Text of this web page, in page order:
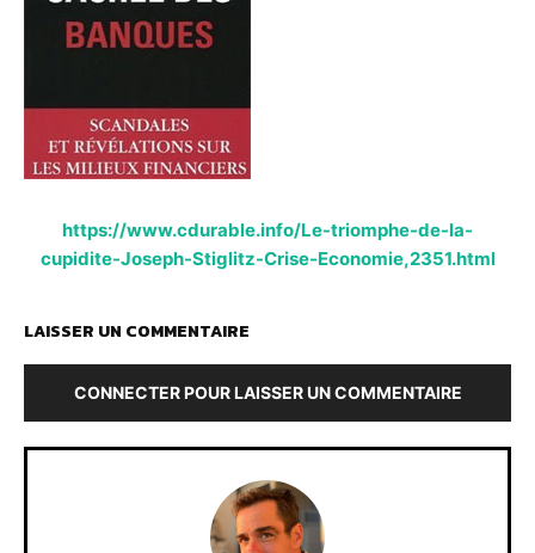
https://www.cdurable.info/Le-triomphe-de-la-
cupidite-Joseph-Stiglitz-Crise-Economie,2351.html
LAISSER UN COMMENTAIRE
CONNECTER POUR LAISSER UN COMMENTAIRE